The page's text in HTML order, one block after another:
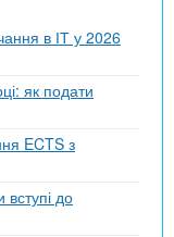
в ІТ у 2026
як подати
ECTS з
вступі до